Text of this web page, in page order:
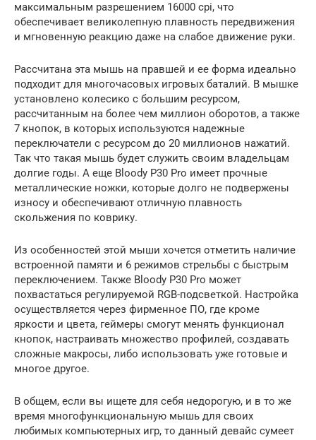
максимальным разрешением 16000 cpi, что
обеспечивает великолепную плавность передвижения
и мгновенную реакцию даже на слабое движение руки.
Рассчитана эта мышь на правшей и ее форма идеально
подходит для многочасовых игровых баталий. В мышке
установлено колесико с большим ресурсом,
рассчитанным на более чем миллион оборотов, а также
7 кнопок, в которых используются надежные
переключатели с ресурсом до 20 миллионов нажатий.
Так что такая мышь будет служить своим владельцам
долгие годы. А еще Bloody P30 Pro имеет прочные
металлические ножки, которые долго не подвержены
износу и обеспечивают отличную плавность
скольжения по коврику.
Из особенностей этой мыши хочется отметить наличие
встроенной памяти и 6 режимов стрельбы с быстрым
переключением. Также Bloody P30 Pro может
похвастаться регулируемой RGB-подсветкой. Настройка
осуществляется через фирменное ПО, где кроме
яркости и цвета, геймеры смогут менять функционал
кнопок, настраивать множество профилей, создавать
сложные макросы, либо использовать уже готовые и
многое другое.
В общем, если вы ищете для себя недорогую, и в то же
время многофункциональную мышь для своих
любимых компьютерных игр, то данный девайс сумеет